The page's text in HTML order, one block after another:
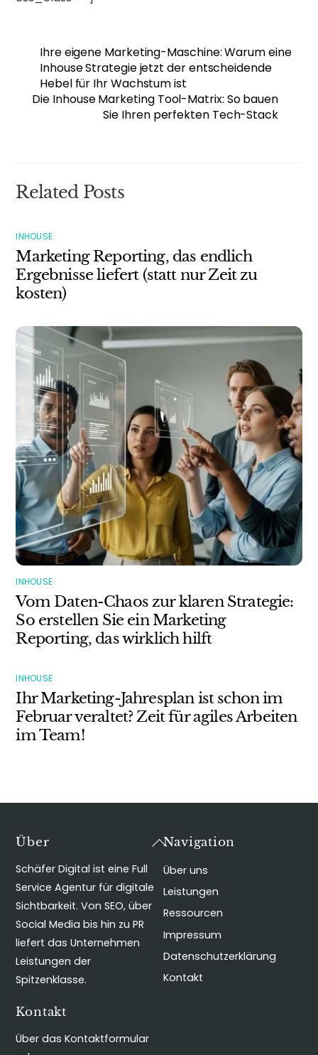
Ihre eigene Marketing-Maschine: Warum eine
Inhouse Strategie jetzt der entscheidende
Hebel für Ihr Wachstum ist
Die Inhouse Marketing Tool-Matrix: So bauen
Sie Ihren perfekten Tech-Stack
Related Posts
INHOUSE
Marketing Reporting, das endlich
Ergebnisse liefert (statt nur Zeit zu
kosten)
INHOUSE
Vom Daten-Chaos zur klaren Strategie:
So erstellen Sie ein Marketing
Reporting, das wirklich hilft
INHOUSE
Ihr Marketing-Jahresplan ist schon im
Februar veraltet? Zeit für agiles Arbeiten
im Team!
Back
Top
Über
Schäfer Digital ist eine Full
Service Agentur für digitale
Sichtbarkeit. Von SEO, über
Social Media bis hin zu PR
liefert das Unternehmen
Leistungen der
Spitzenklasse.
Navigation
Über uns
Leistungen
Ressourcen
Impressum
Datenschutzerklärung
Kontakt
Kontakt
Über das Kontaktformular